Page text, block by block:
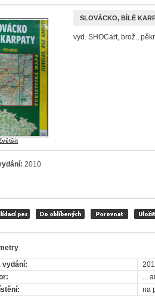
SLOVÁCKO, BÍLÉ
vyd. SHOCart, brož.,
2010
vydání:
...
na